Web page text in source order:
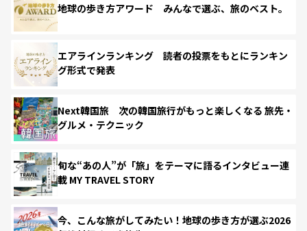
地球の歩き方アワード みんなで選ぶ、旅のベスト。
エアラインランキング 読者の投票をもとにランキン
グ形式で発表
Next韓国旅 次の韓国旅行がもっと楽しくなる 旅先・
グルメ・テクニック
旬な“あの人”が「旅」をテーマに語るインタビュー連
載 MY TRAVEL STORY
今、こんな旅がしてみたい！地球の歩き方が選ぶ2026